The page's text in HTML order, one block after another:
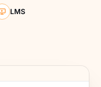
LMS